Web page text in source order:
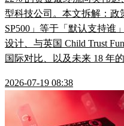
型科技公司。本文拆解：
SP500」等于「默认支持谁
设计、与英国 Child Trust
国际对比、以及未来 18 年
2026-07-19 08:38